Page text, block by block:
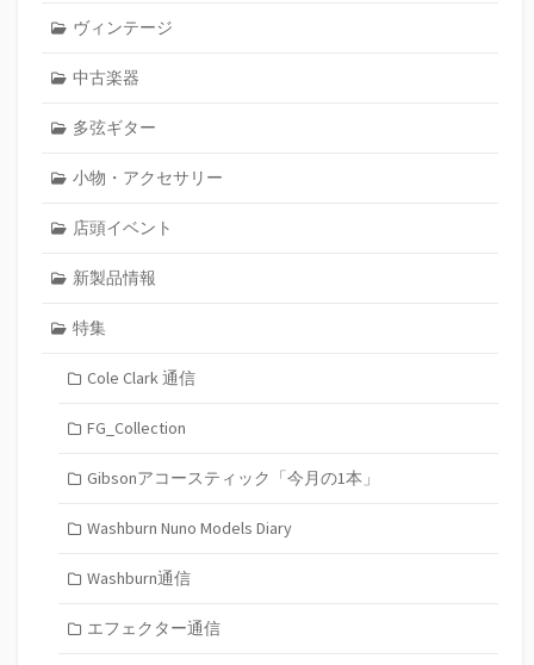
ヴィンテージ
中古楽器
多弦ギター
小物・アクセサリー
店頭イベント
新製品情報
特集
Cole Clark 通信
FG_Collection
Gibsonアコースティック「今月の1本」
Washburn Nuno Models Diary
Washburn通信
エフェクター通信